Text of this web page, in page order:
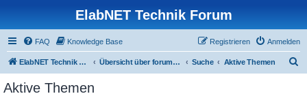
ElabNET Technik Forum
FAQ Knowledge Base Anmelden
Registrieren
ElabNET Technik Forum Übersicht über forum.timberwolf.io Suche Aktive Themen
Aktive Themen